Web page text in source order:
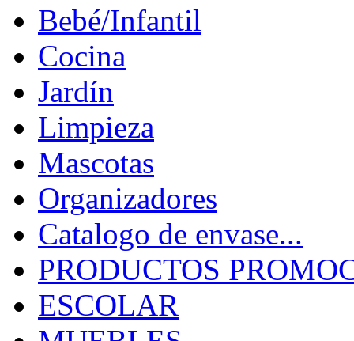
Bebé/Infantil
Cocina
Jardín
Limpieza
Mascotas
Organizadores
Catalogo de envase...
PRODUCTOS
ESCOLAR